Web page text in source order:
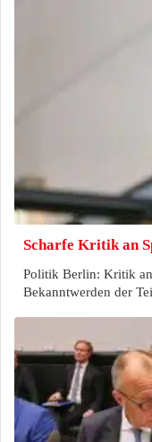
Scharfe Kritik an
Politik Berlin: Kritik
Bekanntwerden der